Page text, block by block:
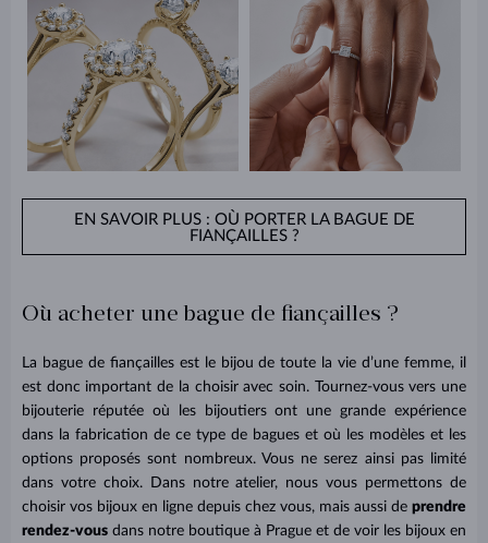
EN SAVOIR PLUS : OÙ PORTER LA BAGUE DE
FIANÇAILLES ?
Où acheter une bague de fiançailles ?
La bague de fiançailles est le bijou de toute la vie d’une femme, il
est donc important de la choisir avec soin. Tournez-vous vers une
bijouterie réputée où les bijoutiers ont une grande expérience
dans la fabrication de ce type de bagues et où les modèles et les
options proposés sont nombreux. Vous ne serez ainsi pas limité
dans votre choix. Dans notre atelier, nous vous permettons de
choisir vos bijoux en ligne depuis chez vous, mais aussi de prendre
rendez-vous dans notre boutique à Prague et de voir les bijoux en